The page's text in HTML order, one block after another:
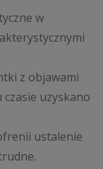
w
z objawami
uzyskano
ustalenie